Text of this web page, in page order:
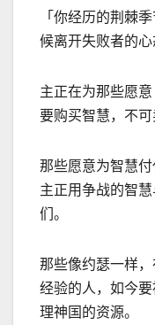
「你经历的荆棘
候离开失败者的心
主正在为那些愿
要购买智慧，不可
那些愿意为智慧
主正用争战的智
们。
那些像约瑟一样
经验的人，如今
理神国的资源。